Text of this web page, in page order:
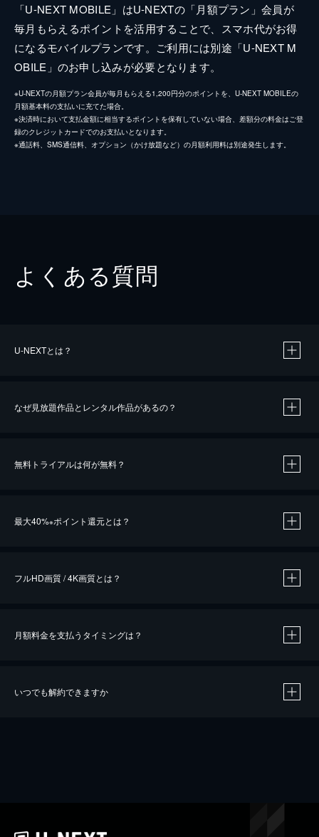
「U-NEXT MOBILE」はU-NEXTの「月額プラン」会員が
毎月もらえるポイントを活用することで、スマホ代がお得
になるモバイルプランです。ご利用には別途「U-NEXT M
OBILE」のお申し込みが必要となります。
※U-NEXTの月額プラン会員が毎月もらえる1,200円分のポイントを、U-NEXT MOBILEの
月額基本料の支払いに充てた場合。
※決済時において支払金額に相当するポイントを保有していない場合、差額分の料金はご登
録のクレジットカードでのお支払いとなります。
※通話料、SMS通信料、オプション（かけ放題など）の月額利用料は別途発生します。
よくある質問
U-NEXTとは？
なぜ見放題作品とレンタル作品があるの？
無料トライアルは何が無料？
最大40%※ポイント還元とは？
※40％ポイント還元の対象は、クレジットカード決済による作品の購入 / レンタルです。
iOSアプリのUコイン決済による作品の購入 / レンタルは、20％のポイント還元です。
フルHD画質 / 4K画質とは？
月額料金を支払うタイミングは？
いつでも解約できますか